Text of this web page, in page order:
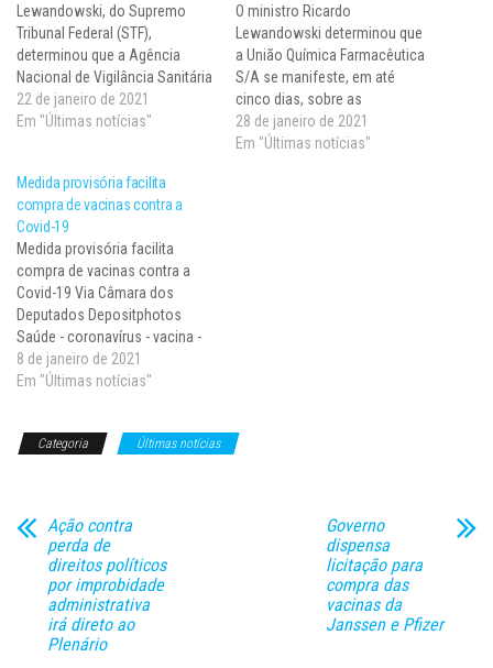
Lewandowski, do Supremo
Tribunal Federal (STF),
determinou que a Agência
Nacional de Vigilância Sanitária
(Anvisa) informe, em 72 horas,
se, de fato, já foi requerida a
Sputnik V, desenvolvida pela
Rússia, e, em caso positivo,
esclareça em que estágio
está…
22 de janeiro de 2021
Em "Últimas notícias"
O ministro Ricardo
Lewandowski determinou que
a União Química Farmacêutica
S/A se manifeste, em até
cinco dias, sobre as
informações prestadas ao STF
pela Agência Nacional de
28 de janeiro de 2021
Em "Últimas notícias"
Medida provisória facilita
compra de vacinas contra a
Covid-19
Medida provisória facilita
compra de vacinas contra a
Covid-19 Via Câmara dos
Deputados Depositphotos
Saúde - coronavírus - vacina -
vacinação - frascos de vacina
As vacinas só poderão ser
agência reguladora A Medida
8 de janeiro de 2021
Em "Últimas notícias"
Categoria Últimas notícias
Ação contra
perda de
direitos políticos
por improbidade
administrativa
irá direto ao
Plenário
Governo
dispensa
licitação para
compra das
vacinas da
Janssen e Pfizer